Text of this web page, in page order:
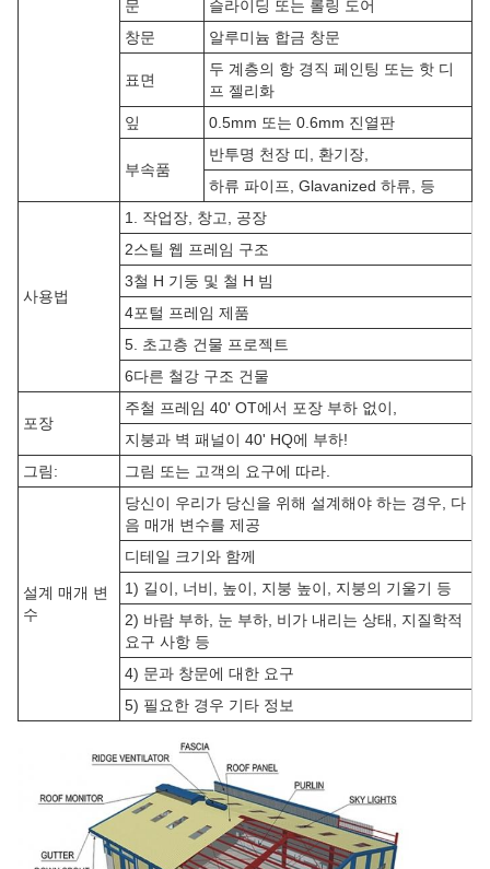
문
슬라이딩 또는 롤링 도어
창문
알루미늄 합금 창문
표면
두 계층의 항 경직 페인팅 또는 핫 디
프 젤리화
잎
0.5mm 또는 0.6mm 진열판
부속품
반투명 천장 띠, 환기장,
하류 파이프, Glavanized 하류, 등
사용법
1. 작업장, 창고, 공장
2스틸 웹 프레임 구조
3철 H 기둥 및 철 H 빔
4포털 프레임 제품
5. 초고층 건물 프로젝트
6다른 철강 구조 건물
포장
주철 프레임 40' OT에서 포장 부하 없이,
지붕과 벽 패널이 40' HQ에 부하!
그림:
그림 또는 고객의 요구에 따라.
설계 매개 변
수
당신이 우리가 당신을 위해 설계해야 하는 경우, 다
음 매개 변수를 제공
디테일 크기와 함께
1) 길이, 너비, 높이, 지붕 높이, 지붕의 기울기 등
2) 바람 부하, 눈 부하, 비가 내리는 상태, 지질학적
요구 사항 등
4) 문과 창문에 대한 요구
5) 필요한 경우 기타 정보